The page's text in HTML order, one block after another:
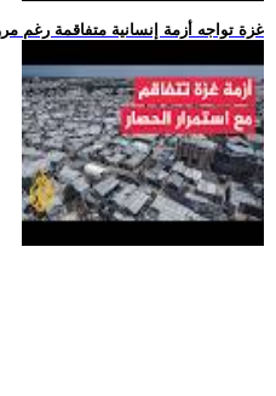
.. غزة تواجه أزمة إنسانية متفاقمة رغم مرور 300 يوم على اتفاق